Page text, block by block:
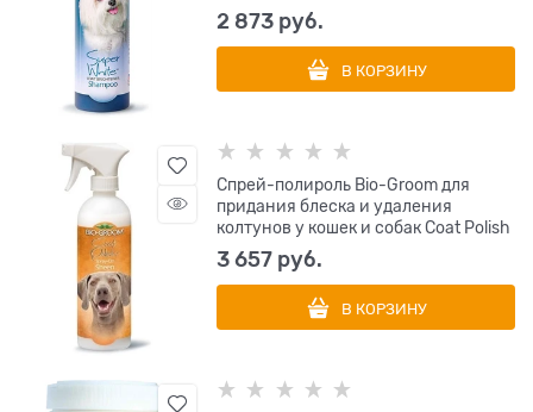
2 873 руб.
В КОРЗИНУ
Спрей-полироль Bio-Groom для
придания блеска и удаления
колтунов у кошек и собак Coat Polish
3 657 руб.
В КОРЗИНУ